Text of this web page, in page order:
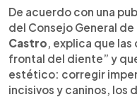
dentales. Los
“turismo dental” y
valoración
las carillas ofrecen
duraderos.
De acuerdo con una
del Consejo General
Castro, explica que las
frontal del diente” y
estético: corregir
incisivos y caninos, los